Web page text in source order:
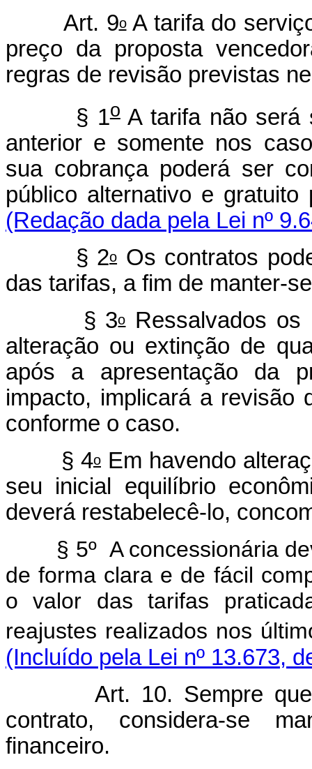
Art. 9oA tarifa do
preço da proposta
regras de revisão previstas
§ 1oA tarifa não será
anterior e somente nos
sua cobrança poderá ser
público alternativo
(Redação dada pela Lei nº
§ 2o
Os contratos
das tarifas, a fim de manter-
§ 3oRessalvados os
alteração ou extinção de
após a apresentação da
impacto, implicará a revisão
conforme o caso.
§ 4o Em havendo
seu inicial equilíbrio
deverá restabelecê-lo,
§ 5º A concessionária
de forma clara e de fácil
o valor das tarifas
reajustes realizados nos
(Incluído pela Lei nº 13.673,
Art. 10. Sempre que
contrato, considera-se
financeiro.